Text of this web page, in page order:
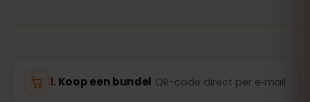
Koop een bundel QR-code direct per e‑mail